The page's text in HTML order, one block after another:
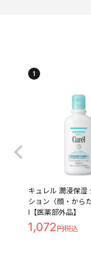
1
キュレル 潤浸保湿
ション（顔・から
l【医薬部外品】
1,072